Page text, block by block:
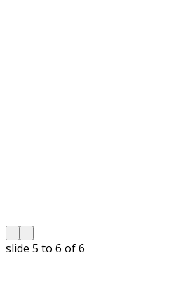
slide 5 to 6 of 6